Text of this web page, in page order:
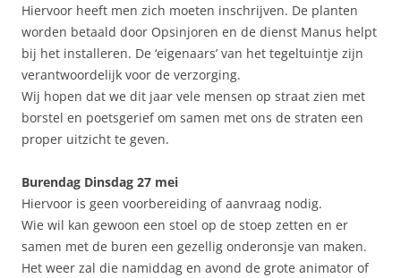
Hiervoor heeft men zich moeten inschrijven. De planten
worden betaald door Opsinjoren en de dienst Manus helpt
bij het installeren. De ‘eigenaars’ van het tegeltuintje zijn
verantwoordelijk voor de verzorging.
Wij hopen dat we dit jaar vele mensen op straat zien met
borstel en poetsgerief om samen met ons de straten een
proper uitzicht te geven.
Burendag Dinsdag 27 mei
Hiervoor is geen voorbereiding of aanvraag nodig.
Wie wil kan gewoon een stoel op de stoep zetten en er
samen met de buren een gezellig onderonsje van maken.
Het weer zal die namiddag en avond de grote animator of